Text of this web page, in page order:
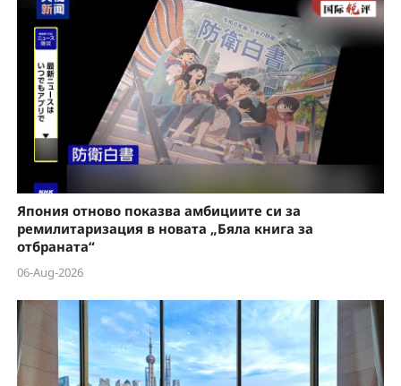
Япония отново показва амбициите си за
ремилитаризация в новата „Бяла книга за
отбраната“
06-Aug-2026